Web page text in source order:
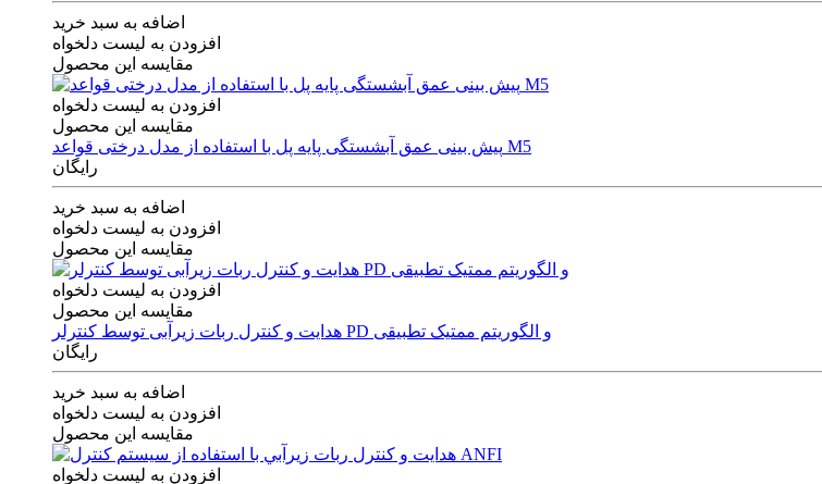
اضافه به سبد خرید
افزودن به لیست دلخواه
مقایسه این محصول
افزودن به لیست دلخواه
مقایسه این محصول
پیش بینی عمق آبشستگی پایه پل با استفاده از مدل درختی قواعد M5
رایگان
اضافه به سبد خرید
افزودن به لیست دلخواه
مقایسه این محصول
افزودن به لیست دلخواه
مقایسه این محصول
هدایت و کنترل ربات زیرآبی توسط کنترلر PD و الگوریتم ممتیک تطبیقی
رایگان
اضافه به سبد خرید
افزودن به لیست دلخواه
مقایسه این محصول
افزودن به لیست دلخواه